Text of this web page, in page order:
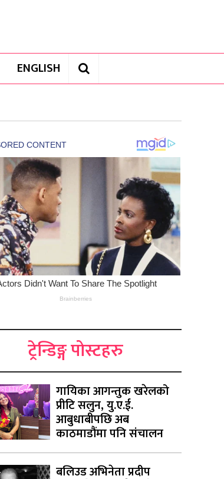
ENGLISH
ट्रेन्डिङ्ग पोस्टहरु
गायिका आगन्तुक खरेलको
प्रीटि सलुन, यु.ए.ई.
आबुधाबीपछि अब
काठमाडौंमा पनि संचालन
बलिउड अभिनेता प्रदीप